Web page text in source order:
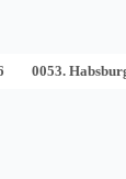
0053.